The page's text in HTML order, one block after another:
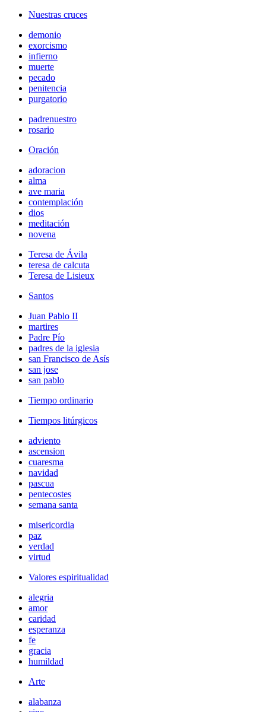
Nuestras cruces
demonio
exorcismo
infierno
muerte
pecado
penitencia
purgatorio
padrenuestro
rosario
Oración
adoracion
alma
ave maria
contemplación
dios
meditación
novena
Teresa de Ávila
teresa de calcuta
Teresa de Lisieux
Santos
Juan Pablo II
martires
Padre Pío
padres de la iglesia
san Francisco de Asís
san jose
san pablo
Tiempo ordinario
Tiempos litúrgicos
adviento
ascension
cuaresma
navidad
pascua
pentecostes
semana santa
misericordia
paz
verdad
virtud
Valores espiritualidad
alegria
amor
caridad
esperanza
fe
gracia
humildad
Arte
alabanza